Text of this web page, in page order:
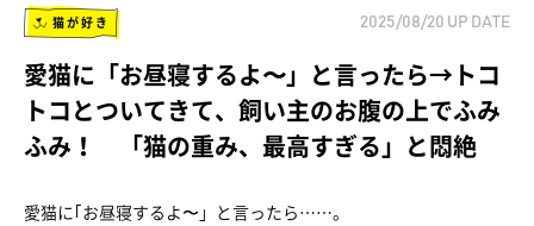
猫が好き 2025/08/20 UP DATE
愛猫に「お昼寝するよ〜」と言ったら→トコ
トコとついてきて、飼い主のお腹の上でふみ
ふみ！ 「猫の重み、最高すぎる」と悶絶
愛猫に｢お昼寝するよ〜」と言ったら……。